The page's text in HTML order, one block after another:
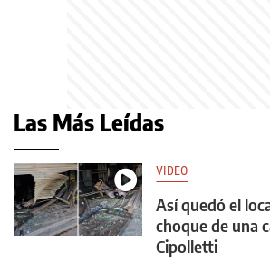
Las Más Leídas
VIDEO
Así quedó el
choque de una
Cipolletti